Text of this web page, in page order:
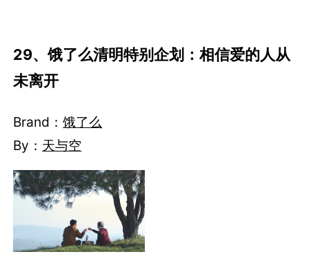
29、饿了么清明特别企划：相信爱的人从
未离开
Brand：饿了么
By： 天与空